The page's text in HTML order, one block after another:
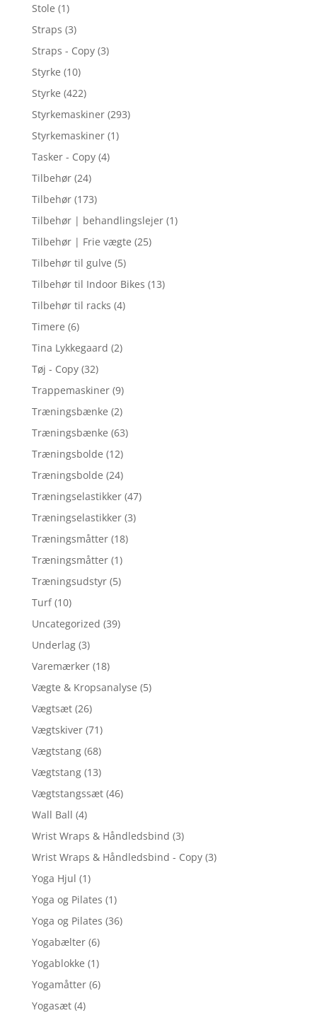
Stole (1)
Straps (3)
Straps - Copy (3)
Styrke (10)
Styrke (422)
Styrkemaskiner (293)
Styrkemaskiner (1)
Tasker - Copy (4)
Tilbehør (24)
Tilbehør (173)
Tilbehør | behandlingslejer (1)
Tilbehør | Frie vægte (25)
Tilbehør til gulve (5)
Tilbehør til Indoor Bikes (13)
Tilbehør til racks (4)
Timere (6)
Tina Lykkegaard (2)
Tøj - Copy (32)
Trappemaskiner (9)
Træningsbænke (2)
Træningsbænke (63)
Træningsbolde (12)
Træningsbolde (24)
Træningselastikker (47)
Træningselastikker (3)
Træningsmåtter (18)
Træningsmåtter (1)
Træningsudstyr (5)
Turf (10)
Uncategorized (39)
Underlag (3)
Varemærker (18)
Vægte & Kropsanalyse (5)
Vægtsæt (26)
Vægtskiver (71)
Vægtstang (68)
Vægtstang (13)
Vægtstangssæt (46)
Wall Ball (4)
Wrist Wraps & Håndledsbind (3)
Wrist Wraps & Håndledsbind - Copy (3)
Yoga Hjul (1)
Yoga og Pilates (1)
Yoga og Pilates (36)
Yogabælter (6)
Yogablokke (1)
Yogamåtter (6)
Yogasæt (4)